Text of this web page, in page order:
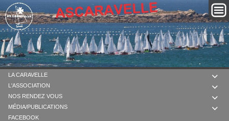

LA CARAVELLE

L'ASSOCIATION

NOS RENDEZ VOUS

MÉDIA/PUBLICATIONS
FACEBOOK